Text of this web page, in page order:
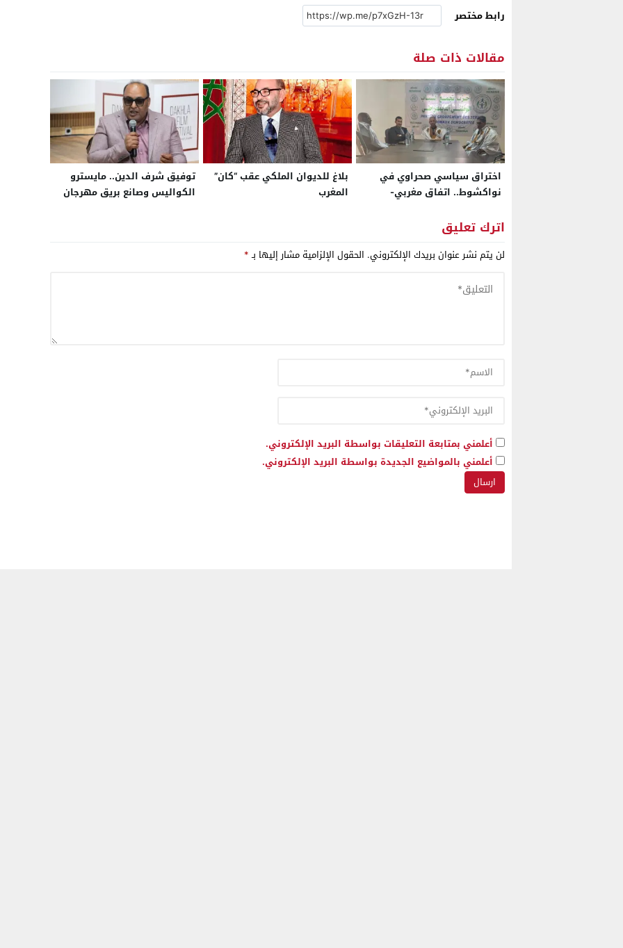
رابط مختصر
مقالات ذات صلة
اختراق سياسي صحراوي في
نواكشوط.. اتفاق مغربي-
الدبلوماسية الحزبية والتنمية
المستدامة
بلاغ للديوان الملكي عقب “كان”
المغرب
توفيق شرف الدين.. مايسترو
الكواليس وصانع بريق مهرجان
اترك تعليق
لن يتم نشر عنوان بريدك الإلكتروني. الحقول الإلزامية مشار إليها بـ*
أعلمني بمتابعة التعليقات بواسطة البريد الإلكتروني.
أعلمني بالمواضيع الجديدة بواسطة البريد الإلكتروني.